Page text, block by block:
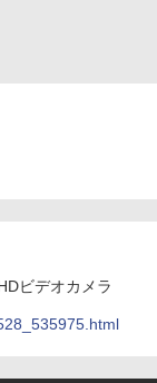
ビデオカメラ